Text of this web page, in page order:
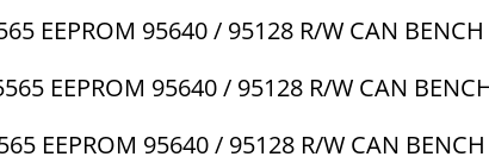
EEPROM 95640 / 95128 R/W CAN BENCH
EEPROM 95640 / 95128 R/W CAN
EEPROM 95640 / 95128 R/W CAN BENCH